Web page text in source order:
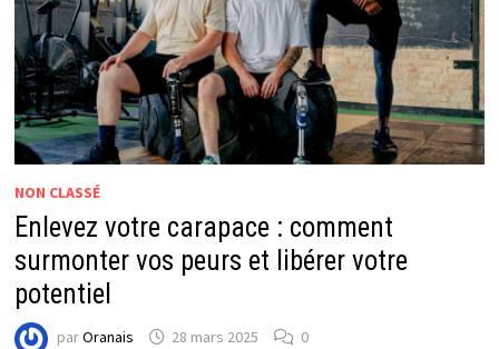
NON CLASSÉ
Enlevez votre carapace : comment
surmonter vos peurs et libérer votre
potentiel
parOranais 28 mars 2025 0